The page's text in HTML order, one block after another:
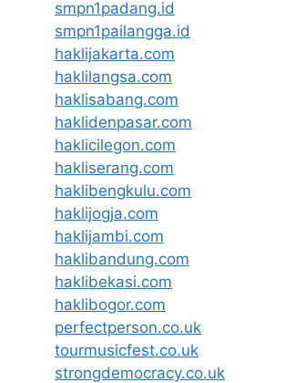
smpn1padang.id
smpn1pailangga.id
haklijakarta.com
haklilangsa.com
haklisabang.com
haklidenpasar.com
haklicilegon.com
hakliserang.com
haklibengkulu.com
haklijogja.com
haklijambi.com
haklibandung.com
haklibekasi.com
haklibogor.com
perfectperson.co.uk
tourmusicfest.co.uk
strongdemocracy.co.uk